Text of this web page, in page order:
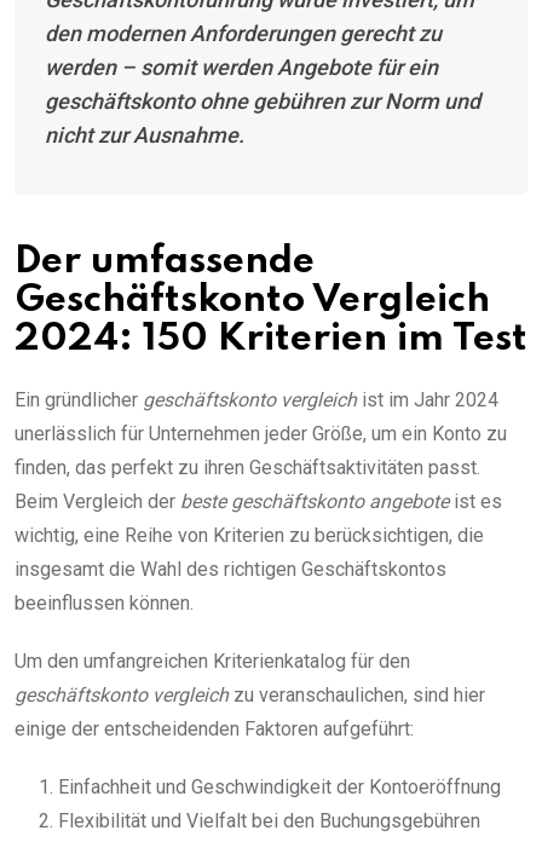
den modernen Anforderungen gerecht zu
werden – somit werden Angebote für ein
geschäftskonto ohne gebührenzur Norm und
nicht zur Ausnahme.
Der umfassende
Geschäftskonto Vergleich
2024: 150 Kriterien im Test
Ein gründlicher geschäftskonto vergleichist im Jahr 2024
unerlässlich für Unternehmen jeder Größe, um ein Konto zu
finden, das perfekt zu ihren Geschäftsaktivitäten passt.
Beim Vergleich der beste geschäftskonto angeboteist es
wichtig, eine Reihe von Kriterien zu berücksichtigen, die
insgesamt die Wahl des richtigen Geschäftskontos
beeinflussen können.
Um den umfangreichen Kriterienkatalog für den
geschäftskonto vergleichzu veranschaulichen, sind hier
einige der entscheidenden Faktoren aufgeführt:
Einfachheit und Geschwindigkeit der Kontoeröffnung
Flexibilität und Vielfalt bei den Buchungsgebühren